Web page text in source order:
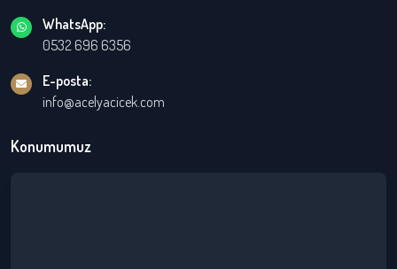
WhatsApp:
0532 696 6356
E-posta:
info@acelyacicek.com
Konumumuz